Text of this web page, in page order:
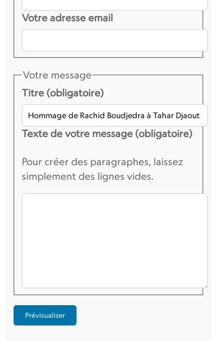
Votre adresse email
Votre message
Titre (obligatoire)
Texte de votre message (obligatoire)
Pour créer des paragraphes, laissez
simplement des lignes vides.